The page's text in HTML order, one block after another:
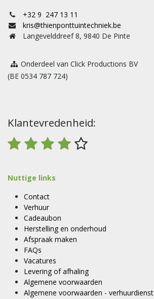
+32 9 247 13 11
kris@thienponttuintechniek.be
Langevelddreef 8, 9840 De Pinte
Onderdeel van Click Productions BV
(BE 0534 787 724)
Klantevredenheid:
Nuttige links
Contact
Verhuur
Cadeaubon
Herstelling en onderhoud
Afspraak maken
FAQs
Vacatures
Levering of afhaling
Algemene voorwaarden
Algemene voorwaarden - verhuurdienst